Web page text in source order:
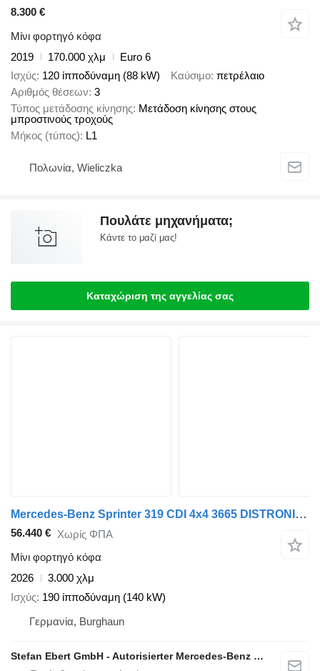
8.300 €
Μίνι φορτηγό κόφα
2019
170.000 χλμ
Euro 6
Ισχύς 120 ίπποδύναμη (88 kW) Καύσιμο πετρέλαιο
Αριθμός θέσεων 3
Τύπος μετάδοσης κίνησης Μετάδοση κίνησης στους
μπροστινούς τροχούς
Μήκος (τύπος) L1
Πολωνία, Wieliczka
Πουλάτε μηχανήματα;
Κάντε το μαζί μας!
Καταχώριση της αγγελίας σας
Mercedes-Benz Sprinter 319 CDI 4x4 3665 DISTRONIC AHK LED
56.440 € Χωρίς ΦΠΑ
Μίνι φορτηγό κόφα
2026
3.000 χλμ
Ισχύς 190 ίπποδύναμη (140 kW)
Γερμανία, Burghaun
Stefan Ebert GmbH - Autorisierter Mercedes-Benz Servicepartner